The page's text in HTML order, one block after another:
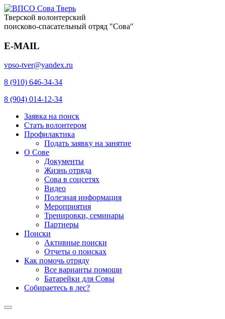
Тверской волонтерский
поисково-спасательный отряд "Сова"
E-MAIL
vpso-tver@yandex.ru
8 (910) 646-34-34
8 (904) 014-12-34
Заявка на поиск
Стать волонтером
Профилактика
Подать заявку на занятие
О Сове
Документы
Жизнь отряда
Сова в соцсетях
Видео
Полезная информация
Мероприятия
Тренировки, семинары
Партнеры
Поиски
Активные поиски
Отчеты о поисках
Как помочь отряду
Все варианты помощи
Батарейки для Совы
Собираетесь в лес?